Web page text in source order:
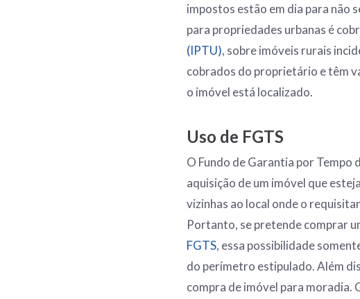
impostos estão em dia para não
para propriedades urbanas é
(IPTU), sobre imóveis rurais
cobrados do proprietário e têm
o imóvel está localizado.
Uso de FGTS
O Fundo de Garantia por Tempo
aquisição de um imóvel que
vizinhas ao local onde o
Portanto, se pretende comprar
FGTS, essa possibilidade
do perímetro estipulado. Além
compra de imóvel para moradia.